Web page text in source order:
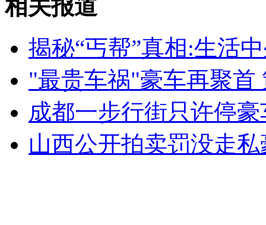
俄未来三位一体将以海基为重心
山西运城恶犬咬伤多人 警民合力深夜将其击毙
女孩北京地铁殴打老人 痛下狠手拳打脚踢
无痛分娩是否安全 医生回应
相关报道
揭秘“丐帮”真相:生活
"最贵车祸"豪车再聚首
成都一步行街只许停
山西公开拍卖罚没走